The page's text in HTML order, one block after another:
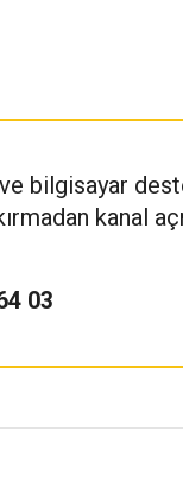
bilgisayar
kanal
03